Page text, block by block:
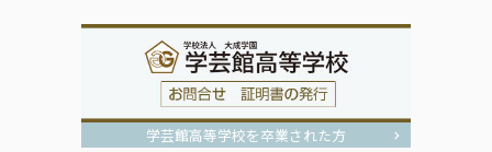
学芸館高等学校を卒業された方